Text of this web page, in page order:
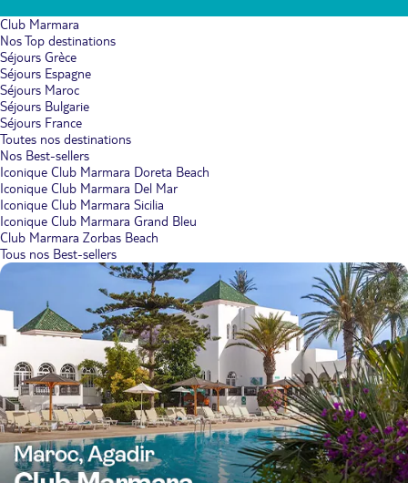
Club Marmara
Nos Top destinations
Séjours Grèce
Séjours Espagne
Séjours Maroc
Séjours Bulgarie
Séjours France
Toutes nos destinations
Nos Best-sellers
Iconique Club Marmara Doreta Beach
Iconique Club Marmara Del Mar
Iconique Club Marmara Sicilia
Iconique Club Marmara Grand Bleu
Club Marmara Zorbas Beach
Tous nos Best-sellers